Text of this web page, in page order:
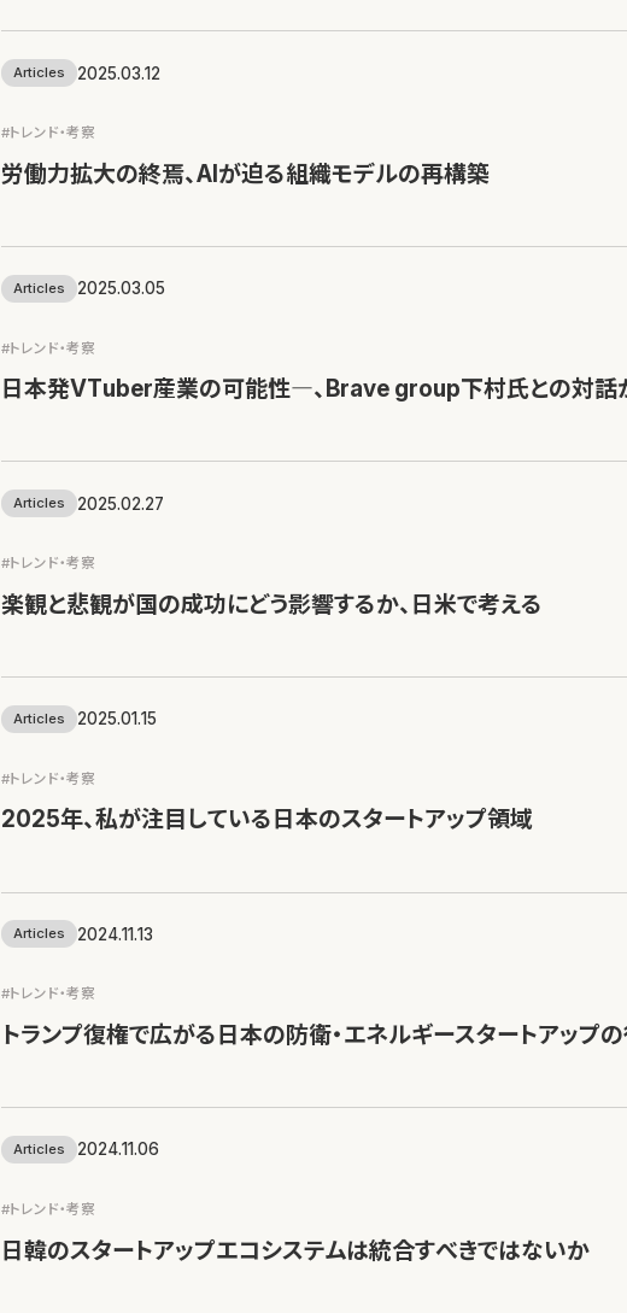
Articles 2025.03.12
#トレンド・考察
労働力拡大の終焉、AIが迫る組織モデルの再構築
Articles 2025.03.05
#トレンド・考察
日本発VTuber産業の可能性―、Brave group下村氏との対話
Articles 2025.02.27
#トレンド・考察
楽観と悲観が国の成功にどう影響するか、日米で考える
Articles 2025.01.15
#トレンド・考察
2025年、私が注目している日本のスタートアップ領域
Articles 2024.11.13
#トレンド・考察
トランプ復権で広がる日本の防衛・エネルギースタートアップ
Articles 2024.11.06
#トレンド・考察
日韓のスタートアップエコシステムは統合すべきではないか